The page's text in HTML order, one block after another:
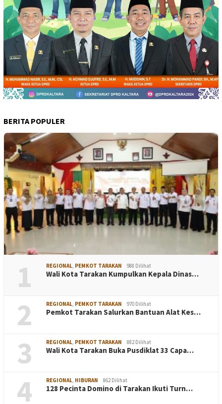
BERITA POPULER
1 REGIONAL PEMKOT TARAKAN 988 Dilihat
Wali Kota Tarakan Kumpulkan Kepala Dinas…
2 REGIONAL PEMKOT TARAKAN 970 Dilihat
Pemkot Tarakan Salurkan Bantuan Alat Kes…
3 REGIONAL PEMKOT TARAKAN 882 Dilihat
Wali Kota Tarakan Buka Pusdiklat 33 Capa…
4 REGIONAL HIBURAN 862 Dilihat
128 Pecinta Domino di Tarakan Ikuti Turn…